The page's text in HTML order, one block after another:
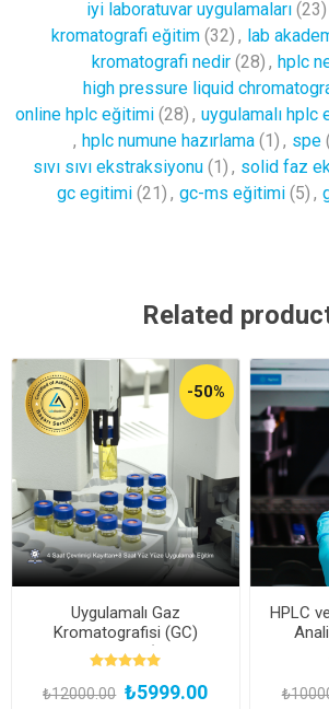
iyi laboratuvar uygulamaları (23)
kromatografi eğitim (32) , lab
kromatografi nedir (28) , hplc
high pressure liquid
online hplc eğitimi (28) , uygulamalı hplc
, hplc numune hazırlama (1) , spe
sıvı sıvı ekstraksiyonu (1) , solid faz
gc egitimi (21) , gc-ms eğitimi (5) ,
Related
-50%
Uygulamalı Gaz
Kromatografisi (GC)
Uzmanlık Eğitimi (Yüz Yüze
ve Bireysel Uygulamalı)
₺12000.00 ₺5999.00
HPLC